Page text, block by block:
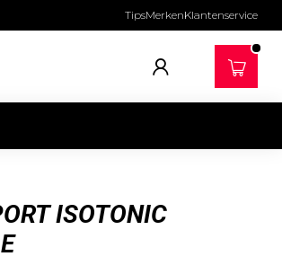
TipsMerkenKlantenservice
ISOTONIC